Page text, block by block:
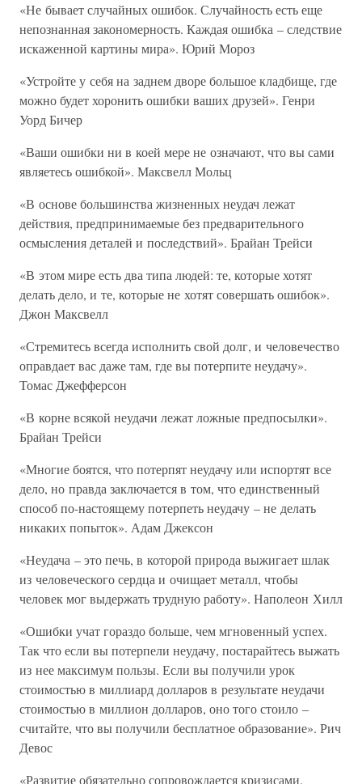
«Не бывает случайных ошибок. Случайность есть еще
непознанная закономерность. Каждая ошибка – следствие
искаженной картины мира». Юрий Мороз
«Устройте у себя на заднем дворе большое кладбище, где
можно будет хоронить ошибки ваших друзей». Генри
Уорд Бичер
«Ваши ошибки ни в коей мере не означают, что вы сами
являетесь ошибкой». Максвелл Мольц
«В основе большинства жизненных неудач лежат
действия, предпринимаемые без предварительного
осмысления деталей и последствий». Брайан Трейси
«В этом мире есть два типа людей: те, которые хотят
делать дело, и те, которые не хотят совершать ошибок».
Джон Максвелл
«Стремитесь всегда исполнить свой долг, и человечество
оправдает вас даже там, где вы потерпите неудачу».
Томас Джефферсон
«В корне всякой неудачи лежат ложные предпосылки».
Брайан Трейси
«Многие боятся, что потерпят неудачу или испортят все
дело, но правда заключается в том, что единственный
способ по-настоящему потерпеть неудачу – не делать
никаких попыток». Адам Джексон
«Неудача – это печь, в которой природа выжигает шлак
из человеческого сердца и очищает металл, чтобы
человек мог выдержать трудную работу». Наполеон Хилл
«Ошибки учат гораздо больше, чем мгновенный успех.
Так что если вы потерпели неудачу, постарайтесь выжать
из нее максимум пользы. Если вы получили урок
стоимостью в миллиард долларов в результате неудачи
стоимостью в миллион долларов, оно того стоило –
считайте, что вы получили бесплатное образование». Рич
Девос
«Развитие обязательно сопровождается кризисами.